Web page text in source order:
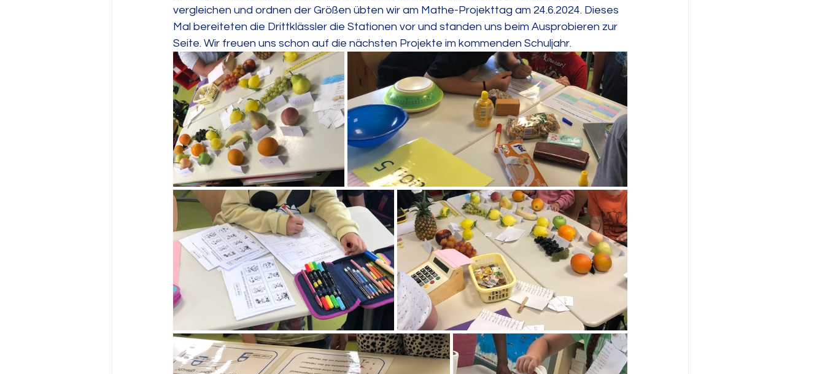
vergleichen und ordnen der Größen übten wir am Mathe-Projekttag am 24.6.2024. Dieses
Mal bereiteten die Drittklässler die Stationen vor und standen uns beim Ausprobieren zur
Seite. Wir freuen uns schon auf die nächsten Projekte im kommenden Schuljahr.